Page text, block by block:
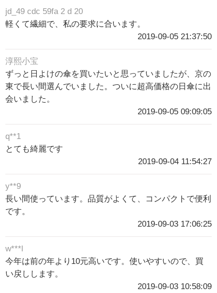
jd_49 cdc 59fa 2 d 20
軽くて繊細で、私の要求に合います。
2019-09-05 21:37:50
淳熙小宝
ずっと日よけの傘を買いたいと思っていましたが、京の
東で長い間選んでいました。ついに超高価格の日傘に出
会いました。
2019-09-05 09:09:05
q**1
とても綺麗です
2019-09-04 11:54:27
y**9
長い間使っています。品質がよくて、コンパクトで便利
です。
2019-09-03 17:06:25
w***l
今年は前の年より10元高いです。使いやすいので、買
い戻しします。
2019-09-03 10:58:09